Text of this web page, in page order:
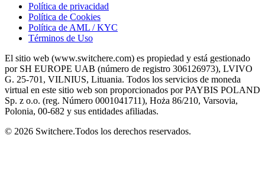
Política de privacidad
Política de Cookies
Política de AML / KYC
Términos de Uso
El sitio web (www.switchere.com) es propiedad y está gestionado
por SH EUROPE UAB (número de registro 306126973), LVIVO
G. 25-701, VILNIUS, Lituania. Todos los servicios de moneda
virtual en este sitio web son proporcionados por PAYBIS POLAND
Sp. z o.o. (reg. Número 0001041711), Hoża 86/210, Varsovia,
Polonia, 00-682 y sus entidades afiliadas.
© 2026 Switchere.Todos los derechos reservados.